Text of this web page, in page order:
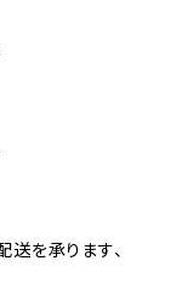
を承ります、